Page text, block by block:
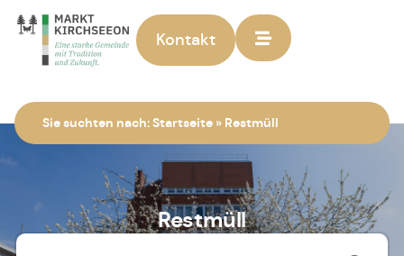
Kontakt
Sie suchten nach:Startseite » Restmüll
Restmüll